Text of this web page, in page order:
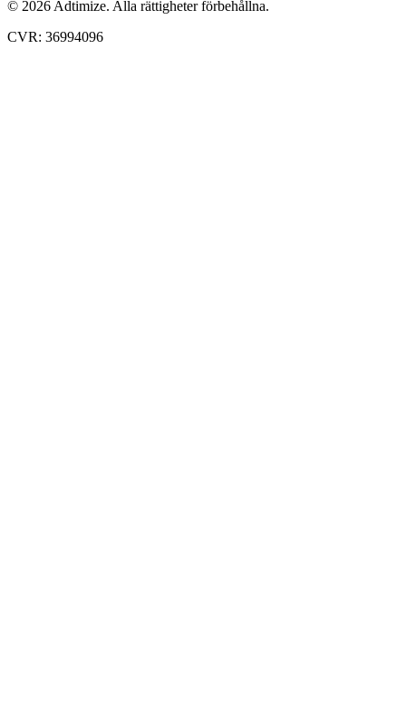
© 2026 Adtimize. Alla rättigheter förbehållna.
CVR: 36994096